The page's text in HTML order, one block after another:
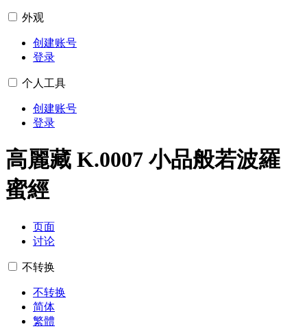
外观
创建账号
登录
个人工具
创建账号
登录
高麗藏 K.0007 小品般若波羅
蜜經
页面
讨论
不转换
不转换
简体
繁體